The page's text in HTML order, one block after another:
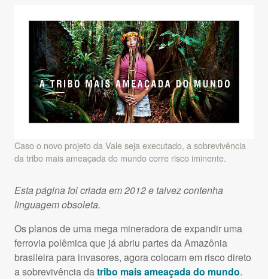
Caso o novo projeto da Vale seja executado, a sobrevivência
da tribo mais ameaçada do mundo corre risco iminente.
Esta página foi criada em 2012 e talvez contenha
linguagem obsoleta.
Os planos de uma mega mineradora de expandir uma
ferrovia polêmica que já abriu partes da Amazônia
brasileira para invasores, agora colocam em risco direto
a sobrevivência datribo mais ameaçada do mundo.